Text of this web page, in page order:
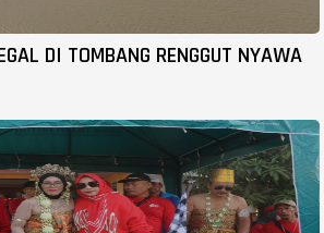
DI TOMBANG RENGGUT NYAWA